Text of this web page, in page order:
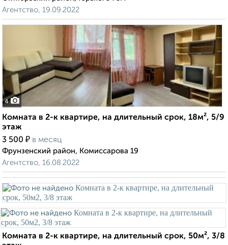
Агентство, 19.09.2022
4
Комната в 2-к квартире, на длительный срок, 18м², 5/9
этаж
3 500 ₽ в месяц
Фрунзенский район, Комиссарова 19
Агентство, 16.08.2022
Комната в 2-к квартире, на длительный срок, 50м², 3/8